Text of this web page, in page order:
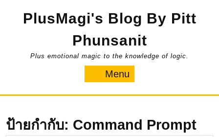
PlusMagi's Blog By Pitt
Phunsanit
Plus emotional magic to the knowledge of logic.
Menu
ป้ายกำกับ: Command Prompt